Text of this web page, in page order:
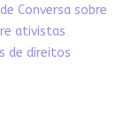
Conversa sobre
ativistas
de direitos